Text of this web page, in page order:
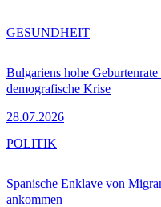
Bulgariens hohe
demografische Krise
28.07.2026
GESUNDHEIT
Spanische Enklave von
ankommen
POLITIK